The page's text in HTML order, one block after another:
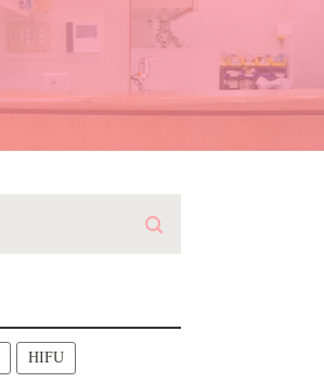
HIFU